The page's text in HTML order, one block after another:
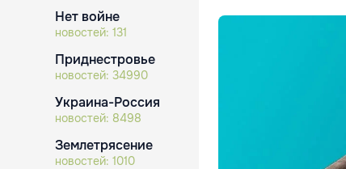
Нет войне
новостей: 131
Приднестровье
новостей: 34990
Украина-Россия
новостей: 8498
Землетрясение
новостей: 1010